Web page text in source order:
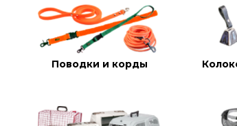
Поводки и корды